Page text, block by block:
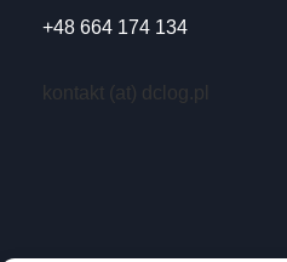
+48 664 174 134
kontakt (at) dclog.pl